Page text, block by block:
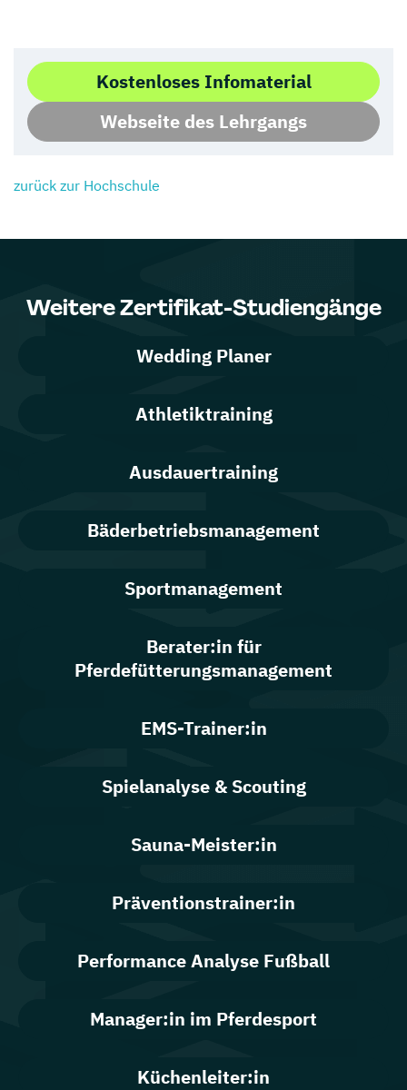
Kostenloses Infomaterial
Webseite des Lehrgangs
zurück zur Hochschule
Weitere Zertifikat-Studiengänge
Wedding Planer
Athletiktraining
Ausdauertraining
Bäderbetriebsmanagement
Sportmanagement
Berater:in für
Pferdefütterungsmanagement
EMS-Trainer:in
Spielanalyse & Scouting
Sauna-Meister:in
Präventionstrainer:in
Performance Analyse Fußball
Manager:in im Pferdesport
Küchenleiter:in